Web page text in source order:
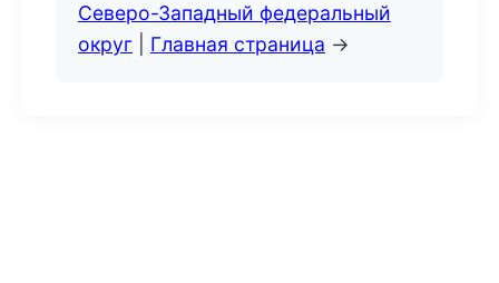
Северо-Западный федеральный
округ
Главная страница →